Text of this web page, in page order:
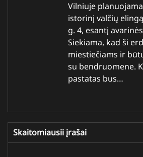
Vilniuje
istorinį valčių
g. 4, esantį
Siekiama, kad ši
miestiečiams ir
su bendruomene.
pastatas bus…
Skaitomiausii įrašai